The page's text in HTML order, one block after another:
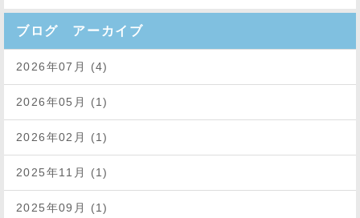
ブログ アーカイブ
2026年07月 (4)
2026年05月 (1)
2026年02月 (1)
2025年11月 (1)
2025年09月 (1)